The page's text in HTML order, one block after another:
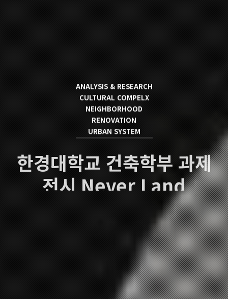
ANALYSIS & RESEARCH
CULTURAL COMPELX
NEIGHBORHOOD
RENOVATION
URBAN SYSTEM
한경대학교 건축학부 과제
전시 Never Land